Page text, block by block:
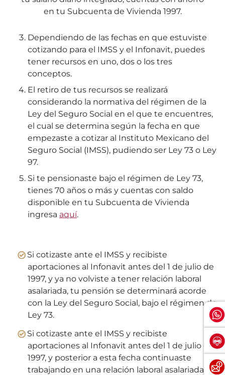
en tu Subcuenta de Vivienda 1997.
Dependiendo de las fechas en que estuviste
cotizando para el IMSS y el Infonavit, puedes
tener recursos en uno, dos o los tres
conceptos.
El retiro de tus recursos se realizará
considerando la normativa del régimen de la
Ley del Seguro Social en el que te encuentres,
el cual se determina según la fecha en que
empezaste a cotizar al Instituto Mexicano del
Seguro Social (IMSS), pudiendo ser Ley 73 o Ley
97.
Si te pensionaste bajo el régimen de Ley 73,
tienes 70 años o más y cuentas con saldo
disponible en tu Subcuenta de Vivienda
ingresa aquí.
Si cotizaste ante el IMSS y recibiste
aportaciones al Infonavit antes del 1 de julio de
1997, y ya no volviste a tener relación laboral
asalariada, tu pensión se determinará acorde
con la Ley del Seguro Social, bajo el régimen de
Ley 73.
Si cotizaste ante el IMSS y recibiste
aportaciones al Infonavit antes del 1 de julio de
1997, y posterior a esta fecha continuaste
trabajando en una relación laboral asalariada,